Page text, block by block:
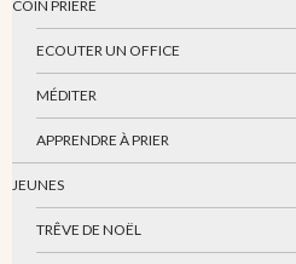
COIN PRIÈRE
ECOUTER UN OFFICE
MÉDITER
APPRENDRE À PRIER
JEUNES
TRÊVE DE NOËL